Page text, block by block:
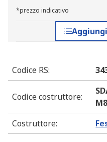
*prezzo indicativo
Codice RS:
Codice costruttore:
M8
Costruttore: